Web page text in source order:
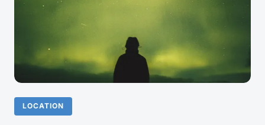
LOCATION